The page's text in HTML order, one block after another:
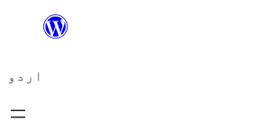
چھوڑیں
پر
جائیں
اردو